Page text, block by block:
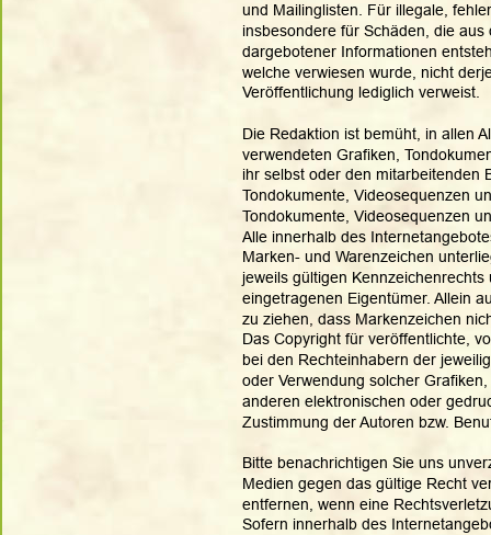
und Mailinglisten. Für illegale,
insbesondere für Schäden, die
dargebotener Informationen
welche verwiesen wurde, nicht
Veröffentlichung lediglich verweist.
Die Redaktion ist bemüht, in allen
verwendeten Grafiken,
ihr selbst oder den mitarbeitenden
Tondokumente, Videosequenzen
Tondokumente, Videosequenzen
Alle innerhalb des
Marken- und Warenzeichen
jeweils gültigen
eingetragenen Eigentümer. Allein
zu ziehen, dass Markenzeichen
Das Copyright für veröffentlichte,
bei den Rechteinhabern der
oder Verwendung solcher
anderen elektronischen oder
Zustimmung der Autoren bzw.
Bitte benachrichtigen Sie uns
Medien gegen das gültige Recht
entfernen, wenn eine
Sofern innerhalb des